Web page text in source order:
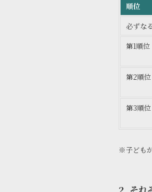
順位
必ずなる
第1順位
第2順位
第3順位
※子ども
2. それ